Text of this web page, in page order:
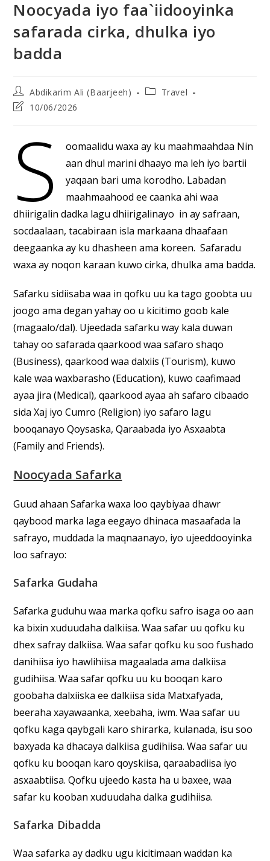
Noocyada iyo faa`iidooyinka
safarada cirka, dhulka iyo
badda
Post
author:
Abdikarim Ali (Baarjeeh)
PostTravel
Post10/06/2026
S
oomaalidu waxa ay ku maahmaahdaa Nin
aan dhul marini dhaayo ma leh iyo bartii
yaqaan bari uma korodho. Labadan
maahmaahood ee caanka ahi waa
dhiirigalin dadka lagu dhiirigalinayo in ay safraan,
socdaalaan, tacabiraan isla markaana dhaafaan
deegaanka ay ku dhasheen ama koreen. Safaradu
waxa ay noqon karaan kuwo cirka, dhulka ama badda.
Safarku sidiisaba waa in qofku uu ka tago goobta uu
joogo ama degan yahay oo u kicitimo goob kale
(magaalo/dal). Ujeedada safarku way kala duwan
tahay oo safarada qaarkood waa safaro shaqo
(Business), qaarkood waa dalxiis (Tourism), kuwo
kale waa waxbarasho (Education), kuwo caafimaad
ayaa jira (Medical), qaarkood ayaa ah safaro cibaado
sida Xaj iyo Cumro (Religion) iyo safaro lagu
booqanayo Qoysaska, Qaraabada iyo Asxaabta
(Family and Friends).
Noocyada Safarka
Guud ahaan Safarka waxa loo qaybiyaa dhawr
qaybood marka laga eegayo dhinaca masaafada la
safrayo, muddada la maqnaanayo, iyo ujeeddooyinka
loo safrayo:
Safarka Gudaha
Safarka guduhu waa marka qofku safro isaga oo aan
ka bixin xuduudaha dalkiisa. Waa safar uu qofku ku
dhex safray dalkiisa. Waa safar qofku ku soo fushado
danihiisa iyo hawlihiisa magaalada ama dalkiisa
gudihiisa. Waa safar qofku uu ku booqan karo
goobaha dalxiiska ee dalkiisa sida Matxafyada,
beeraha xayawaanka, xeebaha, iwm. Waa safar uu
qofku kaga qaybgali karo shirarka, kulanada, isu soo
baxyada ka dhacaya dalkiisa gudihiisa. Waa safar uu
qofku ku booqan karo qoyskiisa, qaraabadiisa iyo
asxaabtiisa. Qofku ujeedo kasta ha u baxee, waa
safar ku kooban xuduudaha dalka gudihiisa.
Safarka Dibadda
Waa safarka ay dadku ugu kicitimaan waddan ka